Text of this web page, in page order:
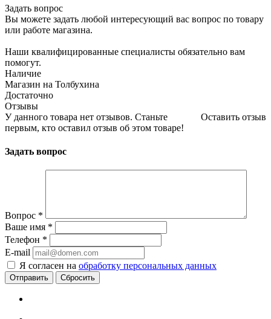
Задать вопрос
Вы можете задать любой интересующий вас вопрос по товару
или работе магазина.
Наши квалифицированные специалисты обязательно вам
помогут.
Наличие
Магазин на Толбухина
Достаточно
Отзывы
Оставить отзыв
У данного товара нет отзывов. Станьте
первым, кто оставил отзыв об этом товаре!
Задать вопрос
Вопрос *
Ваше имя *
Телефон *
E-mail
Я согласен на обработку персональных данных
Сбросить